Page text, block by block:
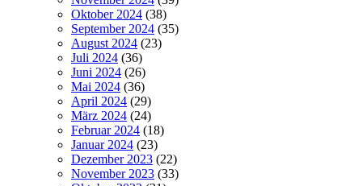
Oktober 2024 (38)
September 2024 (35)
August 2024 (23)
Juli 2024 (36)
Juni 2024 (26)
Mai 2024 (36)
April 2024 (29)
März 2024 (24)
Februar 2024 (18)
Januar 2024 (23)
Dezember 2023 (22)
November 2023 (33)